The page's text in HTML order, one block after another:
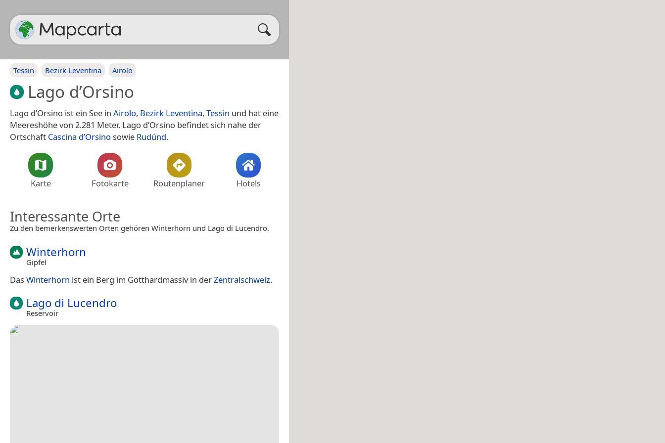
Tessin Bezirk Leventina Airolo
Lago d’Orsino
Lago d’Orsino ist ein See in Airolo, Bezirk Leventina, Tessin und hat eine
Meereshöhe von 2.281 Meter. Lago d’Orsino befindet sich nahe der
Ortschaft Cascina d’Orsino sowie Rudúnd.
Karte Fotokarte Routenplaner Hotels
Interessante Orte
Zu den bemerkenswerten Orten gehören Winterhorn und Lago di Lucendro.
Winterhorn
Gipfel
Das Winterhorn ist ein Berg im Gotthardmassiv in derZentralschweiz.
Lago di Lucendro
Reservoir